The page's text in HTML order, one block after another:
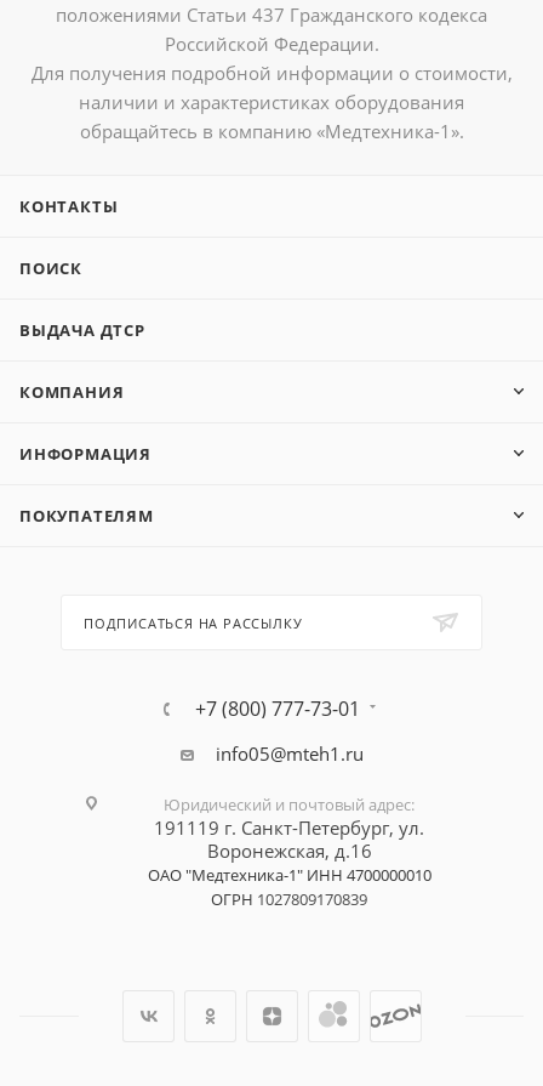
положениями Статьи 437 Гражданского кодекса
Российской Федерации.
Для получения подробной информации о стоимости,
наличии и характеристиках оборудования
обращайтесь в компанию «Медтехника-1».
КОНТАКТЫ
ПОИСК
ВЫДАЧА ДТСР
КОМПАНИЯ
ИНФОРМАЦИЯ
ПОКУПАТЕЛЯМ
ПОДПИСАТЬСЯ НА РАССЫЛКУ
+7 (800) 777-73-01
info05@mteh1.ru
Юридический и почтовый адрес:
191119 г. Санкт-Петербург, ул.
Воронежская, д.16
ОАО "Медтехника-1" ИНН 4700000010
ОГРН 1027809170839